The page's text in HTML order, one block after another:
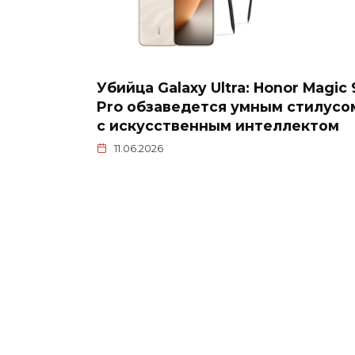
Убийца Galaxy Ultra: Honor Magic
Pro обзаведется умным
с искусственным интеллектом
11.06.2026